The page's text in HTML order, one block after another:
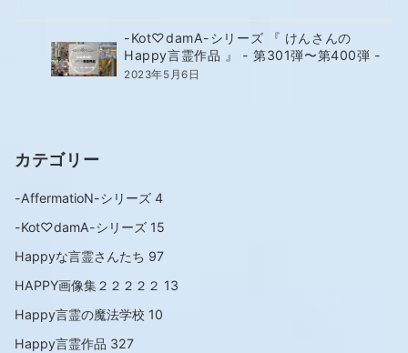
-Kot♡damA-シリーズ 『 けんさんの
Happy言霊作品 』 - 第301弾〜第400弾 -
2023年5月6日
カテゴリー
-AffermatioN-シリーズ 4
-Kot♡damA-シリーズ 15
Happyな言霊さんたち 97
HAPPY画像集２２２２２ 13
Happy言霊の魔法学校 10
Happy言霊作品 327